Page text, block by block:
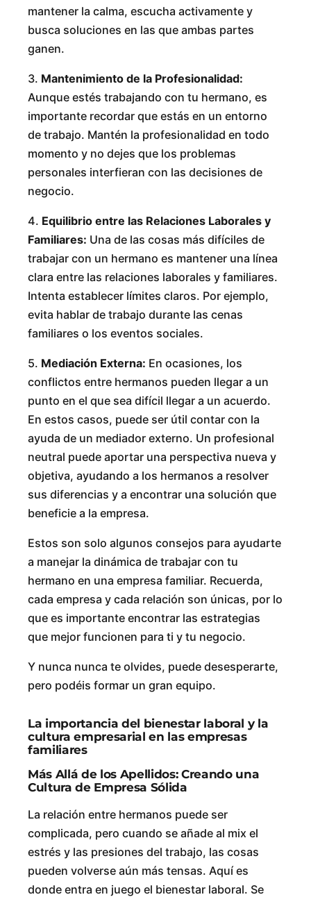
mantener la calma, escucha activamente y
busca soluciones en las que ambas partes
ganen.
3. Mantenimiento de la Profesionalidad:
Aunque estés trabajando con tu hermano, es
importante recordar que estás en un entorno
de trabajo. Mantén la profesionalidad en todo
momento y no dejes que los problemas
personales interfieran con las decisiones de
negocio.
4. Equilibrio entre las Relaciones Laborales y
Familiares: Una de las cosas más difíciles de
trabajar con un hermano es mantener una línea
clara entre las relaciones laborales y familiares.
Intenta establecer límites claros. Por ejemplo,
evita hablar de trabajo durante las cenas
familiares o los eventos sociales.
5. Mediación Externa: En ocasiones, los
conflictos entre hermanos pueden llegar a un
punto en el que sea difícil llegar a un acuerdo.
En estos casos, puede ser útil contar con la
ayuda de un mediador externo. Un profesional
neutral puede aportar una perspectiva nueva y
objetiva, ayudando a los hermanos a resolver
sus diferencias y a encontrar una solución que
beneficie a la empresa.
Estos son solo algunos consejos para ayudarte
a manejar la dinámica de trabajar con tu
hermano en una empresa familiar. Recuerda,
cada empresa y cada relación son únicas, por lo
que es importante encontrar las estrategias
que mejor funcionen para ti y tu negocio.
Y nunca nunca te olvides, puede desesperarte,
pero podéis formar un gran equipo.
La importancia del bienestar laboral y la
cultura empresarial en las empresas
familiares
Más Allá de los Apellidos: Creando una
Cultura de Empresa Sólida
La relación entre hermanos puede ser
complicada, pero cuando se añade al mix el
estrés y las presiones del trabajo, las cosas
pueden volverse aún más tensas. Aquí es
donde entra en juego el bienestar laboral. Se